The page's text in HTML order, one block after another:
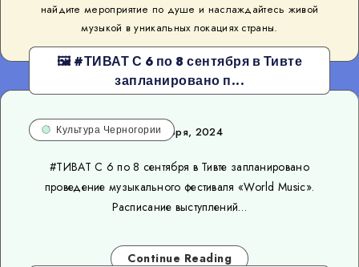
найдите мероприятие по душе и наслаждайтесь живой
музыкой в уникальных локациях страны.
🖼 #ТИВАТ С 6 по 8 сентября в Тивте
запланировано п...
Культура Черногории3 сентября, 2024
#ТИВАТ С 6 по 8 сентября в Тивте запланировано
проведение музыкального фестиваля «World Music».
Расписание выступлений…
Continue Reading